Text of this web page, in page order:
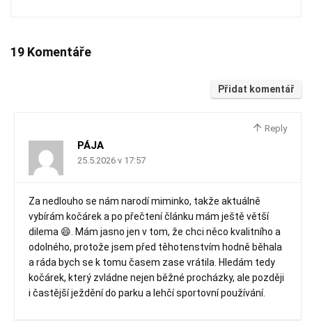
19 Komentáře
Přidat komentář
Reply
PÁJA
25.5.2026 v 17:57
Za nedlouho se nám narodí miminko, takže aktuálně
vybírám kočárek a po přečtení článku mám ještě větší
dilema 😄. Mám jasno jen v tom, že chci něco kvalitního a
odolného, protože jsem před těhotenstvím hodně běhala
a ráda bych se k tomu časem zase vrátila. Hledám tedy
kočárek, který zvládne nejen běžné procházky, ale později
i častější ježdění do parku a lehčí sportovní používání.